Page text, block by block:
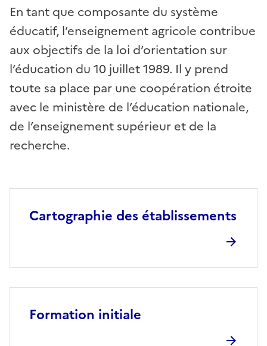
En tant que composante du système
éducatif, l’enseignement agricole contribue
aux objectifs de la loi d’orientation sur
l’éducation du 10 juillet 1989. Il y prend
toute sa place par une coopération étroite
avec le ministère de l’éducation nationale,
de l’enseignement supérieur et de la
recherche.
Cartographie des établissements
Formation initiale